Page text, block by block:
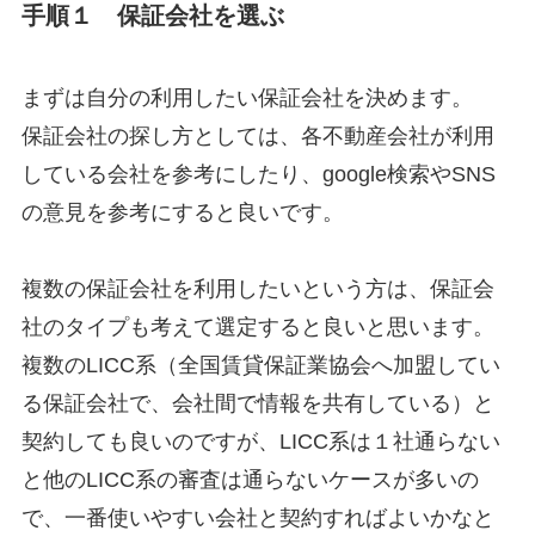
手順１ 保証会社を選ぶ
まずは自分の利用したい保証会社を決めます。
保証会社の探し方としては、各不動産会社が利用
している会社を参考にしたり、google検索やSNS
の意見を参考にすると良いです。
複数の保証会社を利用したいという方は、保証会
社のタイプも考えて選定すると良いと思います。
複数のLICC系（全国賃貸保証業協会へ加盟してい
る保証会社で、会社間で情報を共有している）と
契約しても良いのですが、LICC系は１社通らない
と他のLICC系の審査は通らないケースが多いの
で、一番使いやすい会社と契約すればよいかなと